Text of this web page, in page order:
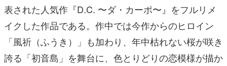
表された人気作『D.C. 〜ダ・カーポ〜』をフルリメ
イクした作品である。作中では今作からのヒロイン
「風祈（ふうき）」も加わり、年中枯れない桜が咲き
誇る「初音島」を舞台に、色とりどりの恋模様が描か